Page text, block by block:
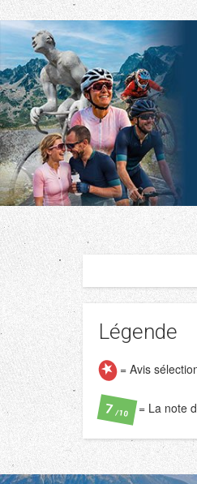
Légende
= Avis
7/10 = La note